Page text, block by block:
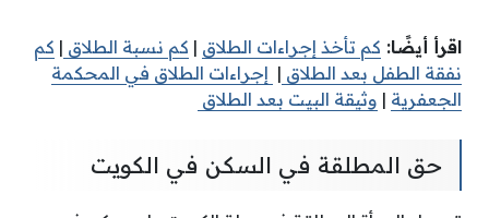
اقرأ أيضًا: كم تأخذ إجراءات الطلاق | كم نسبة الطلاق | كم
نفقة الطفل بعد الطلاق | إجراءات الطلاق في المحكمة
الجعفرية | وثيقة البيت بعد الطلاق
حق المطلقة في السكن في الكويت